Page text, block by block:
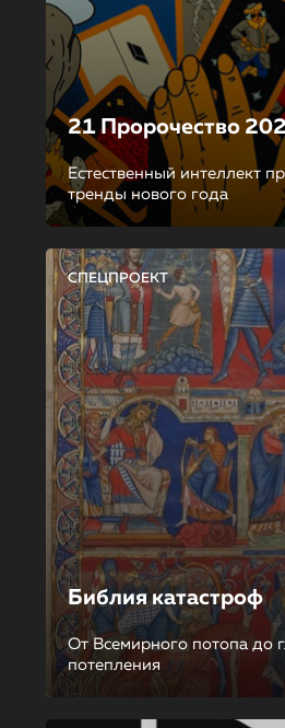
21 Пророчество
Естественный интеллект
тренды нового года
СПЕЦПРОЕКТ
Библия катастроф
От Всемирного потопа до
потепления